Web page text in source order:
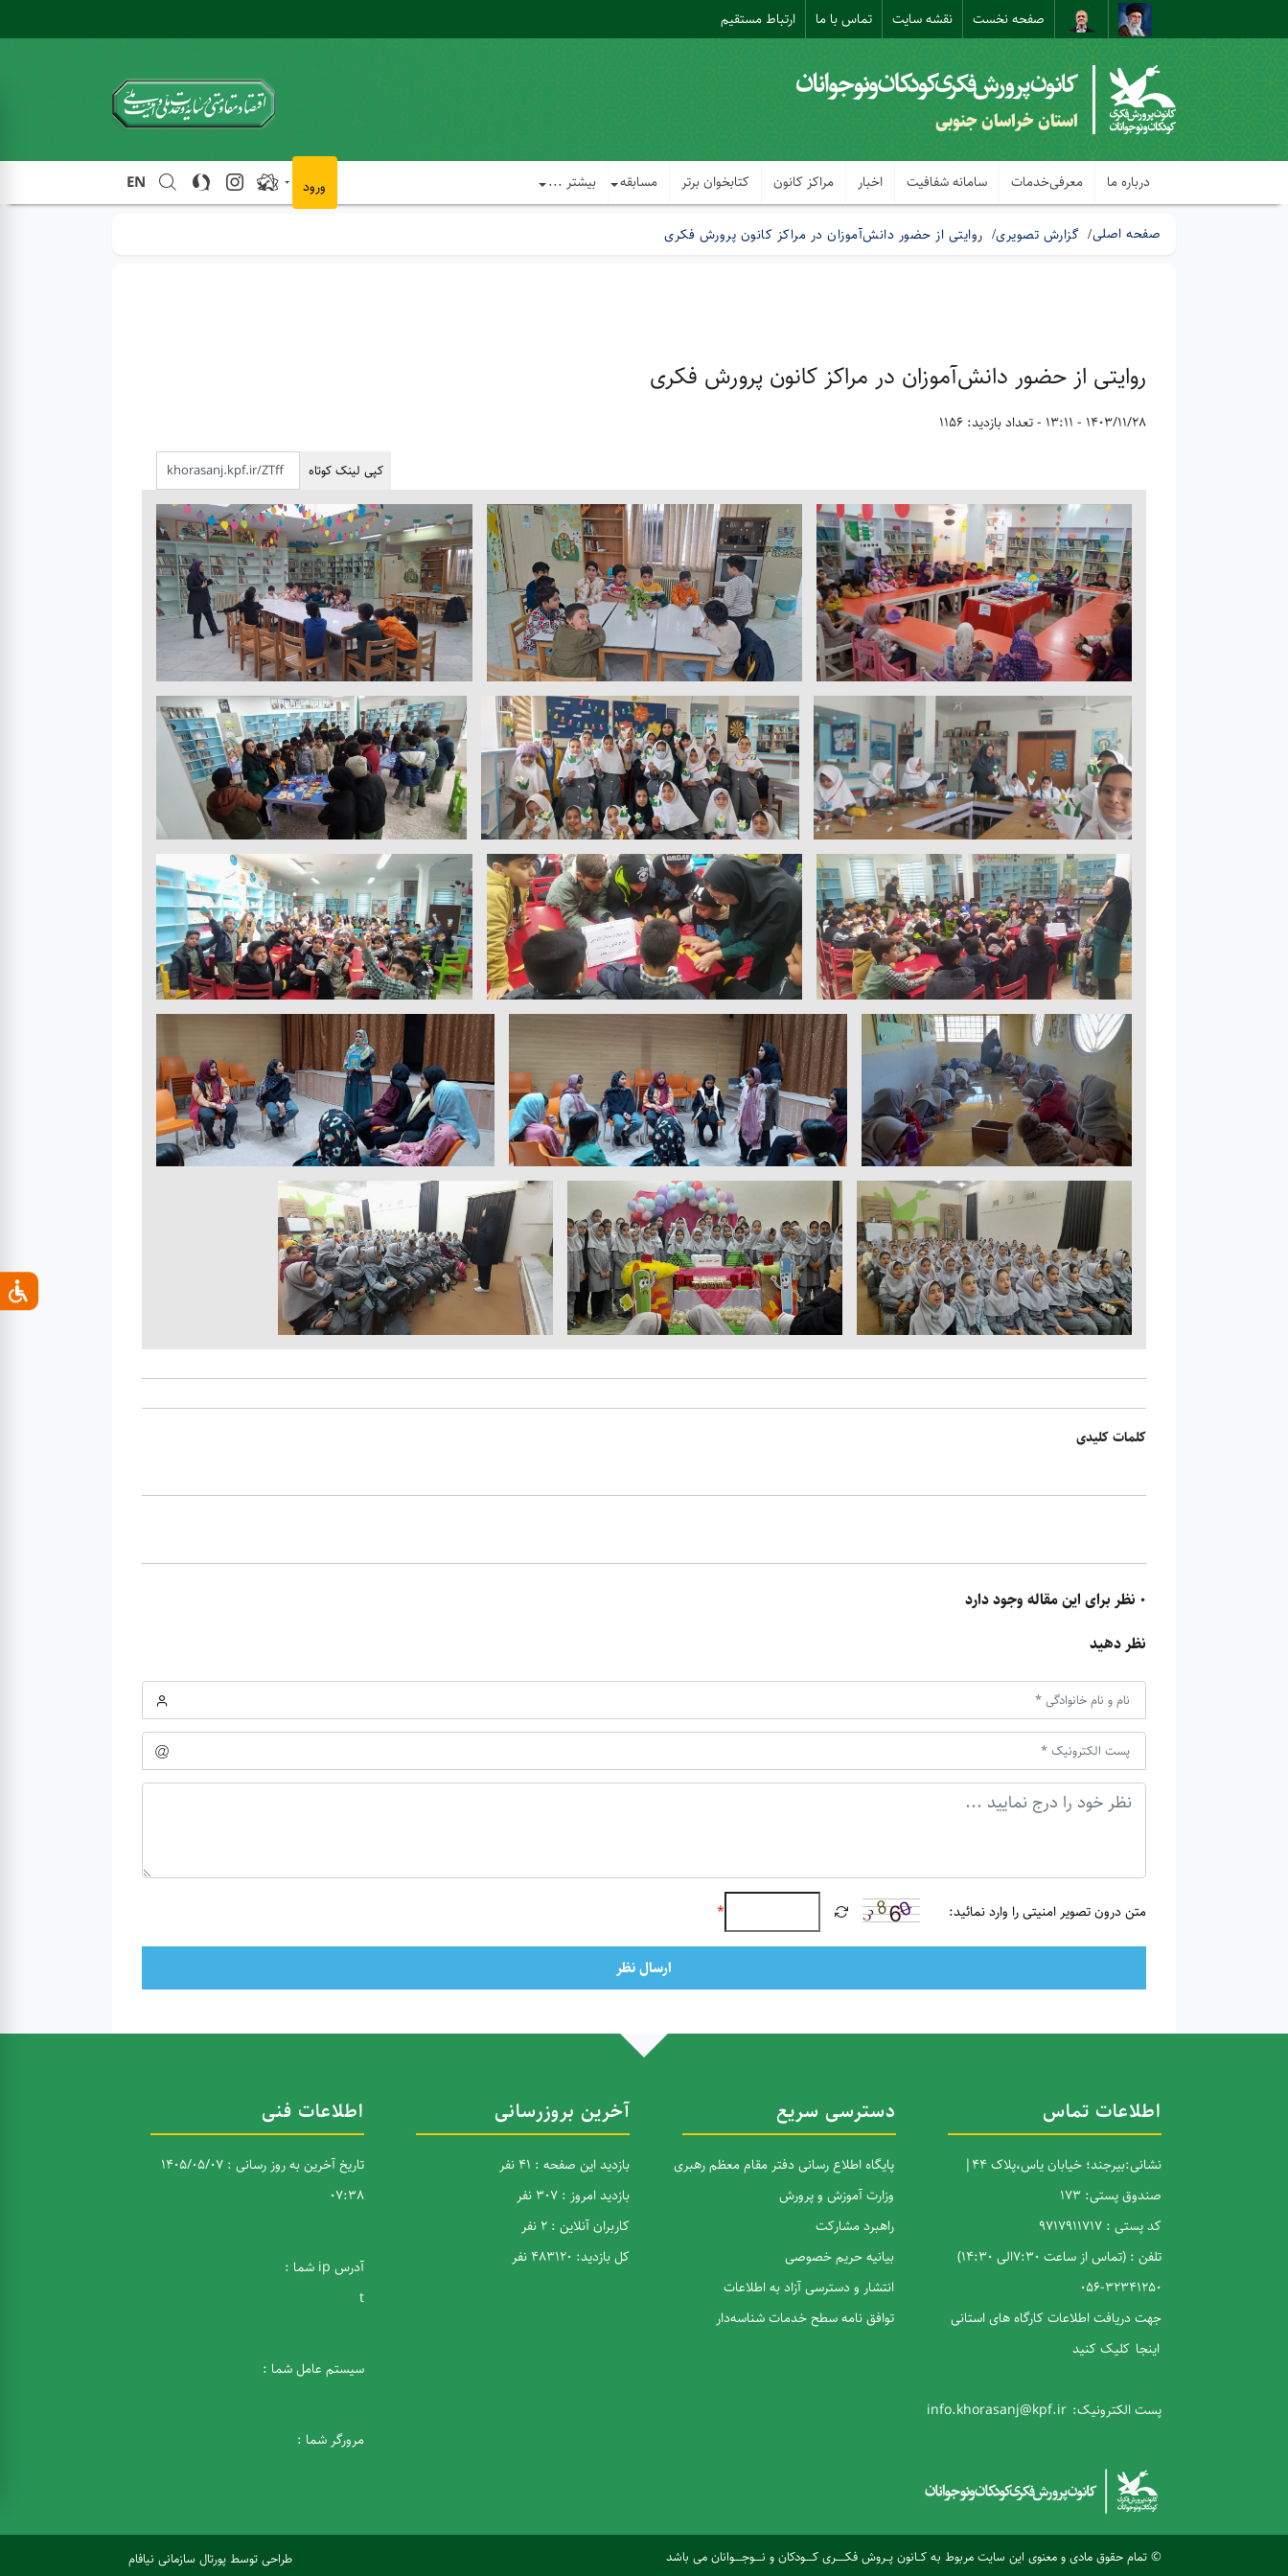
صفحه نخست نقشه سایت تماس با ما ارتباط مستقیم
استان خراسان جنوبی
درباره ما معرفی‌خدمات سامانه شفافیت اخبار مراکز کانون کتابخوان برتر مسابقه بیشتر ... EN ورود
صفحه اصلی گزارش تصویری روایتی از حضور دانش‌آموزان در مراکز کانون پرورش فکری
روایتی از حضور دانش‌آموزان در مراکز کانون پرورش فکری
1403/11/28 - 13:11 - تعداد بازدید: 1156
کپی لینک کوتاه
کلمات کلیدی
0 نظر برای این مقاله وجود دارد
نظر دهید
متن درون تصویر امنیتی را وارد نمائید: *
ارسال نظر
اطلاعات تماس
نشانی:بیرجند؛ خیابان یاس،پلاک 44|
صندوق پستی: 173
کد پستی : 9717911717
تلفن : (تماس از ساعت 7:30الی 14:30)
32341250-056
جهت دریافت اطلاعات کارگاه های استانی
اینجا کلیک کنید
پست الکترونیک: info.khorasanj@kpf.ir
دسترسی سریع
پایگاه اطلاع رسانی دفتر مقام معظم رهبری
وزارت آموزش و پرورش
راهبرد مشارکت
بیانیه حریم خصوصی
انتشار و دسترسی آزاد به اطلاعات
توافق نامه سطح خدمات شناسه‌دار
آخرین بروزرسانی
بازدید این صفحه : 41 نفر
بازدید امروز : 307 نفر
کاربران آنلاین : 2 نفر
کل بازدید: 483120 نفر
اطلاعات فنی
تاریخ آخرین به روز رسانی : 1405/05/07
07:38
آدرس ip شما :
t
سیستم عامل شما :
مرورگر شما :
© تمام حقوق مادی و معنوی این سایت مربوط به کــانون پــروش فکـــــری کــــودکان و نــــوجــــوانان می باشد طراحی توسط پورتال سازمانی نیافام